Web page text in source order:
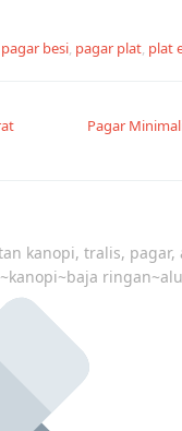
pagar besi, pagar plat, plat
Pagar
kanopi, tralis,